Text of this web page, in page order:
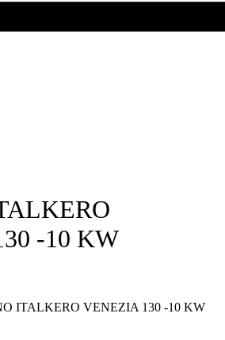
-10 KW
ITALKERO VENEZIA 130 -10 KW